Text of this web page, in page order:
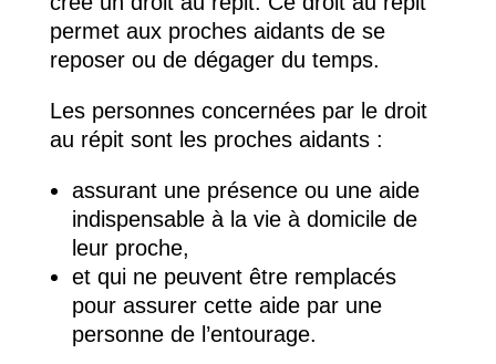
permet aux proches aidants de se
reposer ou de dégager du temps.
Les personnes concernées par le droit
au répit sont les proches aidants :
assurant une présence ou une aide
indispensable à la vie à domicile de
leur proche,
et qui ne peuvent être remplacés
pour assurer cette aide par une
personne de l’entourage.